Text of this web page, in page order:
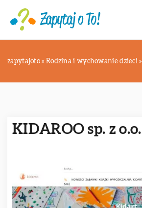
zapytajoto » Rodzina i wychowanie dzieci »
KIDAROO sp. z o.o.